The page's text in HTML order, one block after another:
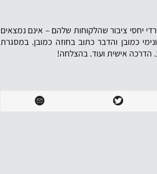
יחסי ציבור שהלקוחות שלהם – אינם נמצאים
כמובן והדבר כתוב בחוזה כמובן. במסגרת
הדרכה אישית ועוד. בהצלחה!